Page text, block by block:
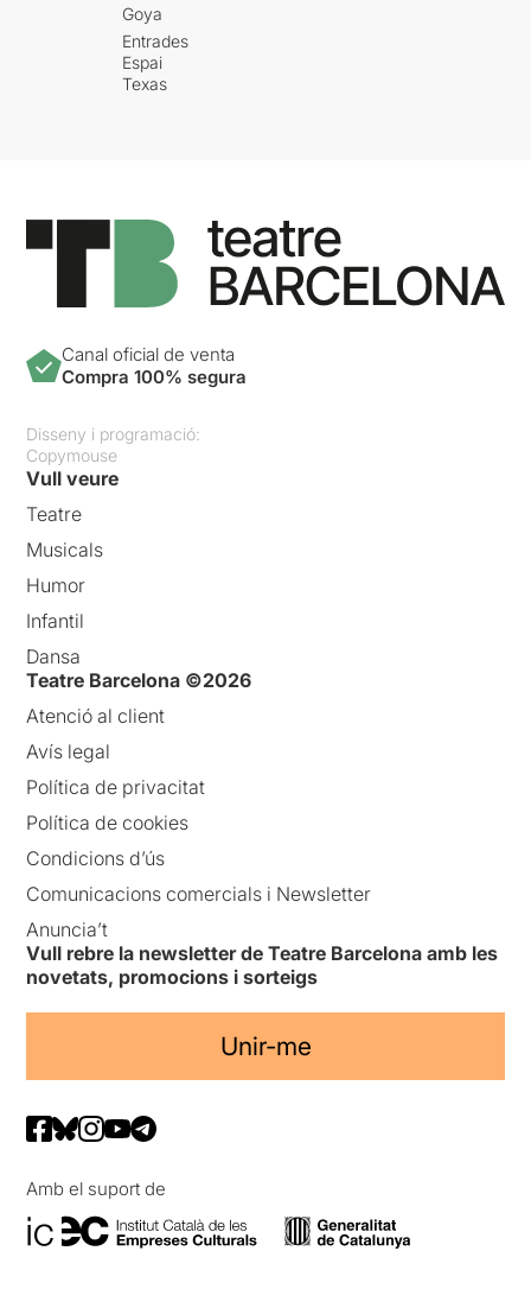
Goya
Entrades
Espai
Texas
Canal oficial de venta
Compra 100% segura
Disseny i programació:
Copymouse
Vull veure
Teatre
Musicals
Humor
Infantil
Dansa
Teatre Barcelona ©2026
Atenció al client
Avís legal
Política de privacitat
Política de cookies
Condicions d’ús
Comunicacions comercials i Newsletter
Anuncia’t
Vull rebre la newsletter de Teatre Barcelona amb les
novetats, promocions i sorteigs
Unir-me
Amb el suport de